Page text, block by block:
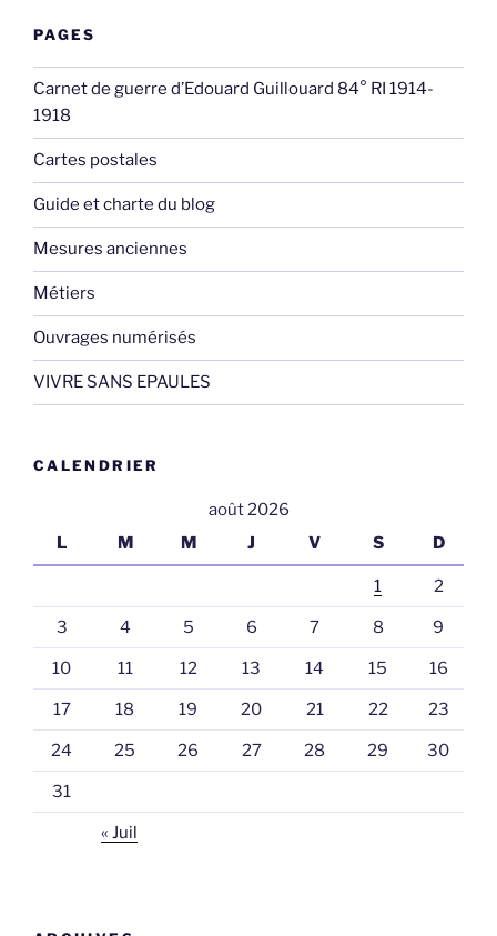
PAGES
Carnet de guerre d’Edouard Guillouard 84° RI 1914-
1918
Cartes postales
Guide et charte du blog
Mesures anciennes
Métiers
Ouvrages numérisés
VIVRE SANS EPAULES
CALENDRIER
août 2026
L
M M J V S D
1 2
3 4 5 6 7 8 9
10 11 12 13 14 15 16
17 18 19 20 21 22 23
24 25 26 27 28 29 30
31
« Juil